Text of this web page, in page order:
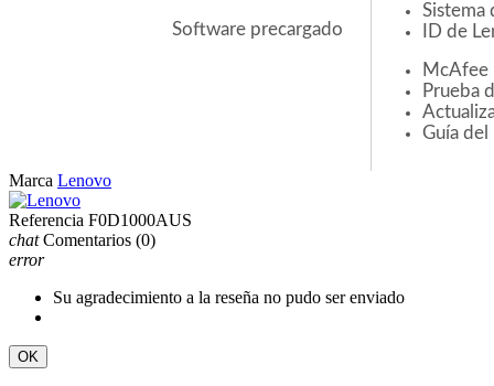
Software precargado
Sistema
ID de
McAfee
Prueba
Guía del
Marca Lenovo
Referencia F0D1000AUS
chat Comentarios (0)
error
Su agradecimiento a la reseña no pudo ser enviado
OK